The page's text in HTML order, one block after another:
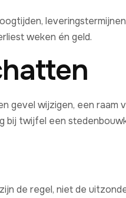
weken én geld.
gevel wijzigen, een
bij twijfel een
de regel, niet de